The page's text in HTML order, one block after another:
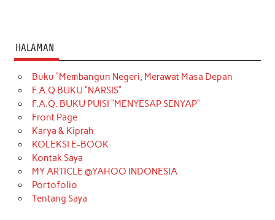
HALAMAN
Buku “Membangun Negeri, Merawat Masa Depan
F.A.Q BUKU “NARSIS”
F.A.Q. BUKU PUISI “MENYESAP SENYAP”
Front Page
Karya & Kiprah
KOLEKSI E-BOOK
Kontak Saya
MY ARTICLE @YAHOO INDONESIA
Portofolio
Tentang Saya